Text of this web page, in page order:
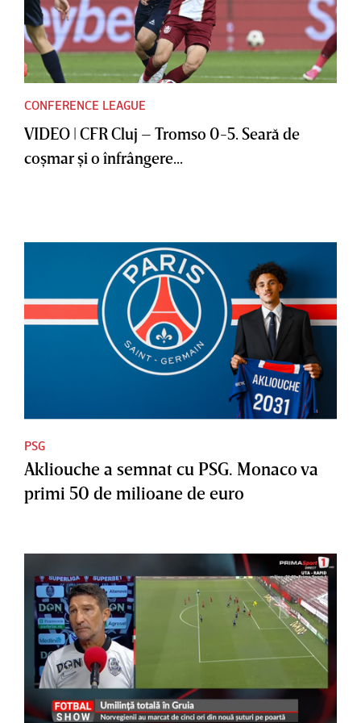
CONFERENCE LEAGUE
VIDEO | CFR Cluj – Tromso 0-5. Seară de
coşmar şi o înfrângere...
PSG
Akliouche a semnat cu PSG. Monaco va
primi 50 de milioane de euro